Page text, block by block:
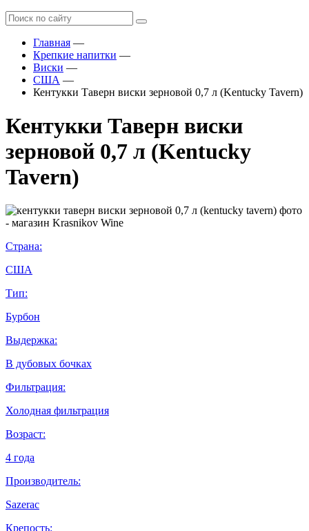
Главная —
Крепкие напитки —
Виски —
США —
Кентукки Таверн виски зерновой 0,7 л (Kentucky Tavern)
Кентукки Таверн виски
зерновой 0,7 л (Kentucky
Tavern)
Страна:
США
Тип:
Бурбон
Выдержка:
В дубовых бочках
Фильтрация:
Холодная фильтрация
Возраст:
4 года
Производитель:
Sazerac
Крепость: